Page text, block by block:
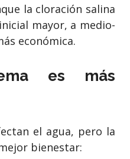
la cloración salina
mayor, a medio-
económica.
es más
el agua, pero la
bienestar: